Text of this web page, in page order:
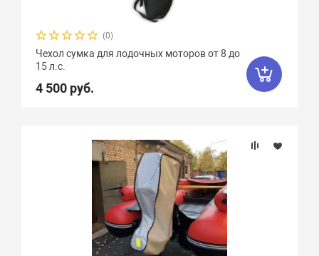
(0)
Чехол сумка для лодочных моторов от 8 до
15 л.с.
4 500 руб.